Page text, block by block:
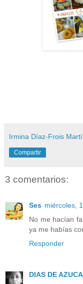
Irmina Díaz-Frois
Compartir
3 comentarios:
Ses miércoles,
No me hacían
ya me habías
Responder
DIAS DE